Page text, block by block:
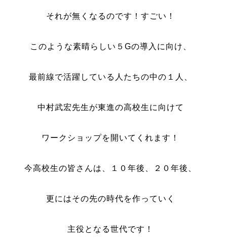
それが無くなるのです！すごい！
このような素晴らしい５Gの導入に向け、
最前線で活躍している人たちの中の１人、
中村武宏先生が東進の高校生に向けて
ワークショップを開いてくれます！
今高校生の皆さんは、１０年後、２０年後、
更にはその先の時代を作っていく
主役となる世代です！